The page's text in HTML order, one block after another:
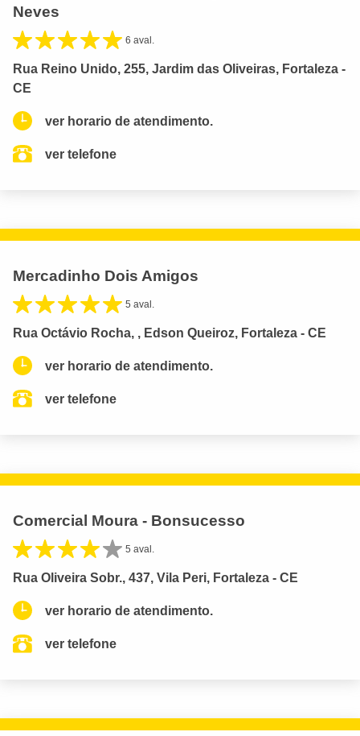
Neves
6 aval.
Rua Reino Unido, 255, Jardim das Oliveiras, Fortaleza -
CE
ver horario de atendimento.
ver telefone
Mercadinho Dois Amigos
5 aval.
Rua Octávio Rocha, , Edson Queiroz, Fortaleza - CE
ver horario de atendimento.
ver telefone
Comercial Moura - Bonsucesso
5 aval.
Rua Oliveira Sobr., 437, Vila Peri, Fortaleza - CE
ver horario de atendimento.
ver telefone